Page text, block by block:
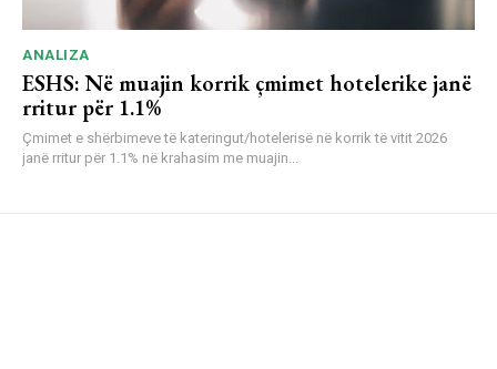
ANALIZA
ESHS: Në muajin korrik çmimet hotelerike janë
rritur për 1.1%
Çmimet e shërbimeve të kateringut/hotelerisë në korrik të vitit 2026
janë rritur për 1.1% në krahasim me muajin...